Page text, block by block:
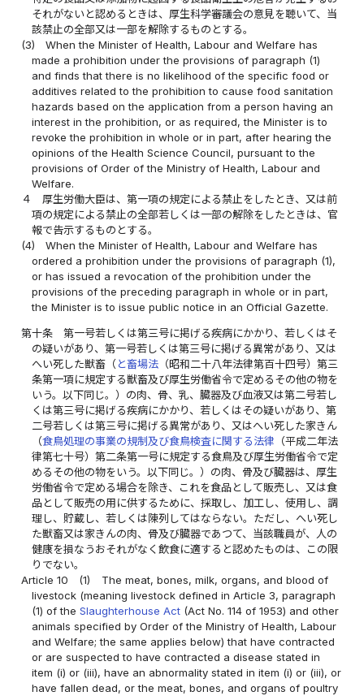
それがないと認めるときは、厚生科学審議会の意見を聴いて、当
該禁止の全部又は一部を解除するものとする。
(3)
When the Minister of Health, Labour and Welfare has
made a prohibition under the provisions of paragraph (1)
and finds that there is no likelihood of the specific food or
additives related to the prohibition to cause food sanitation
hazards based on the application from a person having an
interest in the prohibition, or as required, the Minister is to
revoke the prohibition in whole or in part, after hearing the
opinions of the Health Science Council, pursuant to the
provisions of Order of the Ministry of Health, Labour and
Welfare.
４
厚生労働大臣は、第一項の規定による禁止をしたとき、又は前
項の規定による禁止の全部若しくは一部の解除をしたときは、官
報で告示するものとする。
(4)
When the Minister of Health, Labour and Welfare has
ordered a prohibition under the provisions of paragraph (1),
or has issued a revocation of the prohibition under the
provisions of the preceding paragraph in whole or in part,
the Minister is to issue public notice in an Official Gazette.
第十条
第一号若しくは第三号に掲げる疾病にかかり、若しくはそ
の疑いがあり、第一号若しくは第三号に掲げる異常があり、又は
へい死した獣畜（と畜場法 （昭和二十八年法律第百十四号）第三
条第一項に規定する獣畜及び厚生労働省令で定めるその他の物を
いう。以下同じ。）の肉、骨、乳、臓器及び血液又は第二号若し
くは第三号に掲げる疾病にかかり、若しくはその疑いがあり、第
二号若しくは第三号に掲げる異常があり、又はへい死した家きん
（食鳥処理の事業の規制及び食鳥検査に関する法律 （平成二年法
律第七十号）第二条第一号に規定する食鳥及び厚生労働省令で定
めるその他の物をいう。以下同じ。）の肉、骨及び臓器は、厚生
労働省令で定める場合を除き、これを食品として販売し、又は食
品として販売の用に供するために、採取し、加工し、使用し、調
理し、貯蔵し、若しくは陳列してはならない。ただし、へい死し
た獣畜又は家きんの肉、骨及び臓器であつて、当該職員が、人の
健康を損なうおそれがなく飲食に適すると認めたものは、この限
りでない。
Article 10
(1)
The meat, bones, milk, organs, and blood of
livestock (meaning livestock defined in Article 3, paragraph
(1) of theSlaughterhouse Act (Act No. 114 of 1953) and other
animals specified by Order of the Ministry of Health, Labour
and Welfare; the same applies below) that have contracted
or are suspected to have contracted a disease stated in
item (i) or (iii), have an abnormality stated in item (i) or (iii), or
have fallen dead, or the meat, bones, and organs of poultry